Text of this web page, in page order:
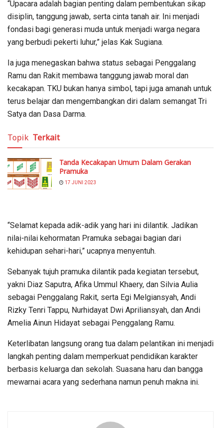
“Upacara adalah bagian penting dalam pembentukan sikap
disiplin, tanggung jawab, serta cinta tanah air. Ini menjadi
fondasi bagi generasi muda untuk menjadi warga negara
yang berbudi pekerti luhur,” jelas Kak Sugiana.
Ia juga menegaskan bahwa status sebagai Penggalang
Ramu dan Rakit membawa tanggung jawab moral dan
kecakapan. TKU bukan hanya simbol, tapi juga amanah untuk
terus belajar dan mengembangkan diri dalam semangat Tri
Satya dan Dasa Darma.
Topik Terkait
Tanda Kecakapan Umum Dalam Gerakan
Pramuka
17 JUNI 2023
“Selamat kepada adik-adik yang hari ini dilantik. Jadikan
nilai-nilai kehormatan Pramuka sebagai bagian dari
kehidupan sehari-hari,” ucapnya menyentuh.
Sebanyak tujuh pramuka dilantik pada kegiatan tersebut,
yakni Diaz Saputra, Afika Ummul Khaery, dan Silvia Aulia
sebagai Penggalang Rakit, serta Egi Melgiansyah, Andi
Rizky Tenri Tappu, Nurhidayat Dwi Apriliansyah, dan Andi
Amelia Ainun Hidayat sebagai Penggalang Ramu.
Keterlibatan langsung orang tua dalam pelantikan ini menjadi
langkah penting dalam memperkuat pendidikan karakter
berbasis keluarga dan sekolah. Suasana haru dan bangga
mewarnai acara yang sederhana namun penuh makna ini.